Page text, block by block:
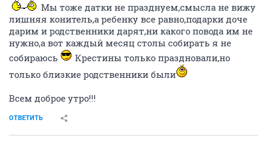
Мы тоже датки не празднуем,смысла не вижу
лишняя конитель,а ребенку все равно,подарки доче
дарим и родственники дарят,ни какого повода им не
нужно,а вот каждый месяц столы собирать я не
собираюсь
Крестины только праздновали,но
только близкие родственники были
Всем доброе утро!!!
ОТВЕТИТЬ